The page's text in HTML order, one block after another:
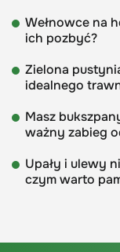
Wełnowce na
ich pozbyć?
Zielona
idealnego
Masz
ważny zabieg
Upały i ulewy
czym warto